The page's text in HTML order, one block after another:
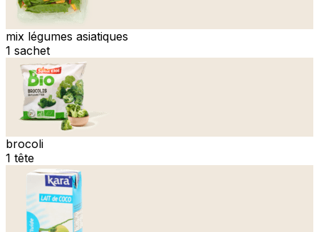
mix légumes asiatiques
1 sachet
brocoli
1 tête